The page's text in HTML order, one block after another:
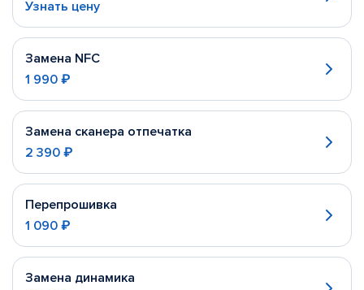
Узнать цену
Замена NFC
1 990 ₽
Замена сканера отпечатка
2 390 ₽
Перепрошивка
1 090 ₽
Замена динамика